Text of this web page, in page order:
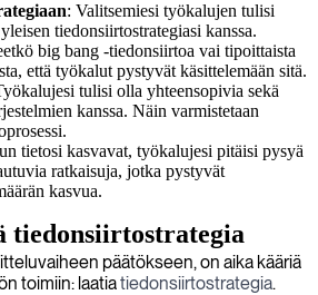
: Valitsemiesi työkalujen tulisi
tiedonsiirtostrategiasi kanssa.
big bang -tiedonsiirtoa vai tipoittaista
että työkalut pystyvät käsittelemään sitä.
tulisi olla yhteensopivia sekä
kanssa. Näin varmistetaan
tietosi kasvavat, työkalujesi pitäisi pysyä
ratkaisuja, jotka pystyvät
kasvua.
tiedonsiirtostrategia
päätökseen, on aika kääriä
toimiin: laatiatiedonsiirtostrategia.